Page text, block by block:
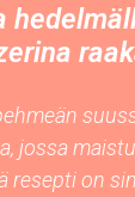
jossa
resepti on